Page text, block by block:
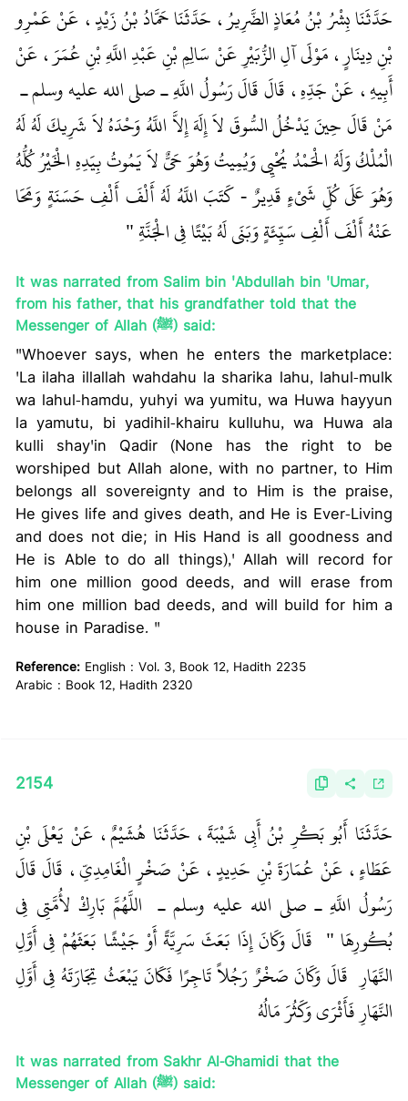
حَدَّثَنَا بِشْرُ بْنُ مُعَاذٍ الضَّرِيرُ، حَدَّثَنَا حَمَّادُ بْنُ زَيْدٍ، عَنْ عَمْرِو
بْنِ دِينَارٍ، مَوْلَى آلِ الزُّبَيْرِ عَنْ سَالِمِ بْنِ عَبْدِ اللَّهِ بْنِ عُمَرَ، عَنْ
أَبِيهِ، عَنْ جَدِّهِ، قَالَ قَالَ رَسُولُ اللَّهِ ـ صلى الله عليه وسلم ـ ‏
مَنْ قَالَ حِينَ يَدْخُلُ السُّوقَ لاَ إِلَهَ إِلاَّ اللَّهُ وَحْدَهُ لاَ شَرِيكَ لَهُ لَهُ
الْمُلْكُ وَلَهُ الْحَمْدُ يُحْيِي وَيُمِيتُ وَهُوَ حَىٌّ لاَ يَمُوتُ بِيَدِهِ الْخَيْرُ كُلُّهُ
وَهُوَ عَلَى كُلِّ شَىْءٍ قَدِيرٌ - كَتَبَ اللَّهُ لَهُ أَلْفَ أَلْفِ حَسَنَةٍ وَمَحَا
عَنْهُ أَلْفَ أَلْفِ سَيِّئَةٍ وَبَنَى لَهُ بَيْتًا فِي الْجَنَّةِ ‏"
It was narrated from Salim bin 'Abdullah bin 'Umar,
from his father, that his grandfather told that the
Messenger of Allah (ﷺ) said:
"Whoever says, when he enters the marketplace:
'La ilaha illallah wahdahu la sharika lahu, lahul-mulk
wa lahul-hamdu, yuhyi wa yumitu, wa Huwa hayyun
la yamutu, bi yadihil-khairu kulluhu, wa Huwa ala
kulli shay'in Qadir (None has the right to be
worshiped but Allah alone, with no partner, to Him
belongs all sovereignty and to Him is the praise,
He gives life and gives death, and He is Ever-Living
and does not die; in His Hand is all goodness and
He is Able to do all things),' Allah will record for
him one million good deeds, and will erase from
him one million bad deeds, and will build for him a
house in Paradise. "
Reference: English : Vol. 3, Book 12, Hadith 2235
Arabic : Book 12, Hadith 2320
2154
حَدَّثَنَا أَبُو بَكْرِ بْنُ أَبِي شَيْبَةَ، حَدَّثَنَا هُشَيْمٌ، عَنْ يَعْلَى بْنِ
عَطَاءٍ، عَنْ عُمَارَةَ بْنِ حَدِيدٍ، عَنْ صَخْرٍ الْغَامِدِيِّ، قَالَ قَالَ
رَسُولُ اللَّهِ ـ صلى الله عليه وسلم ـ ‏ ‏ اللَّهُمَّ بَارِكْ لأُمَّتِي فِي
بُكُورِهَا ‏" ‏ ‏‏ قَالَ وَكَانَ إِذَا بَعَثَ سَرِيَّةً أَوْ جَيْشًا بَعَثَهُمْ فِي أَوَّلِ
النَّهَارِ ‏‏ قَالَ وَكَانَ صَخْرٌ رَجُلاً تَاجِرًا فَكَانَ يَبْعَثُ تِجَارَتَهُ فِي أَوَّلِ
النَّهَارِ فَأَثْرَى وَكَثُرَ مَالُهُ ‏‏
It was narrated from Sakhr Al-Ghamidi that the
Messenger of Allah (ﷺ) said: